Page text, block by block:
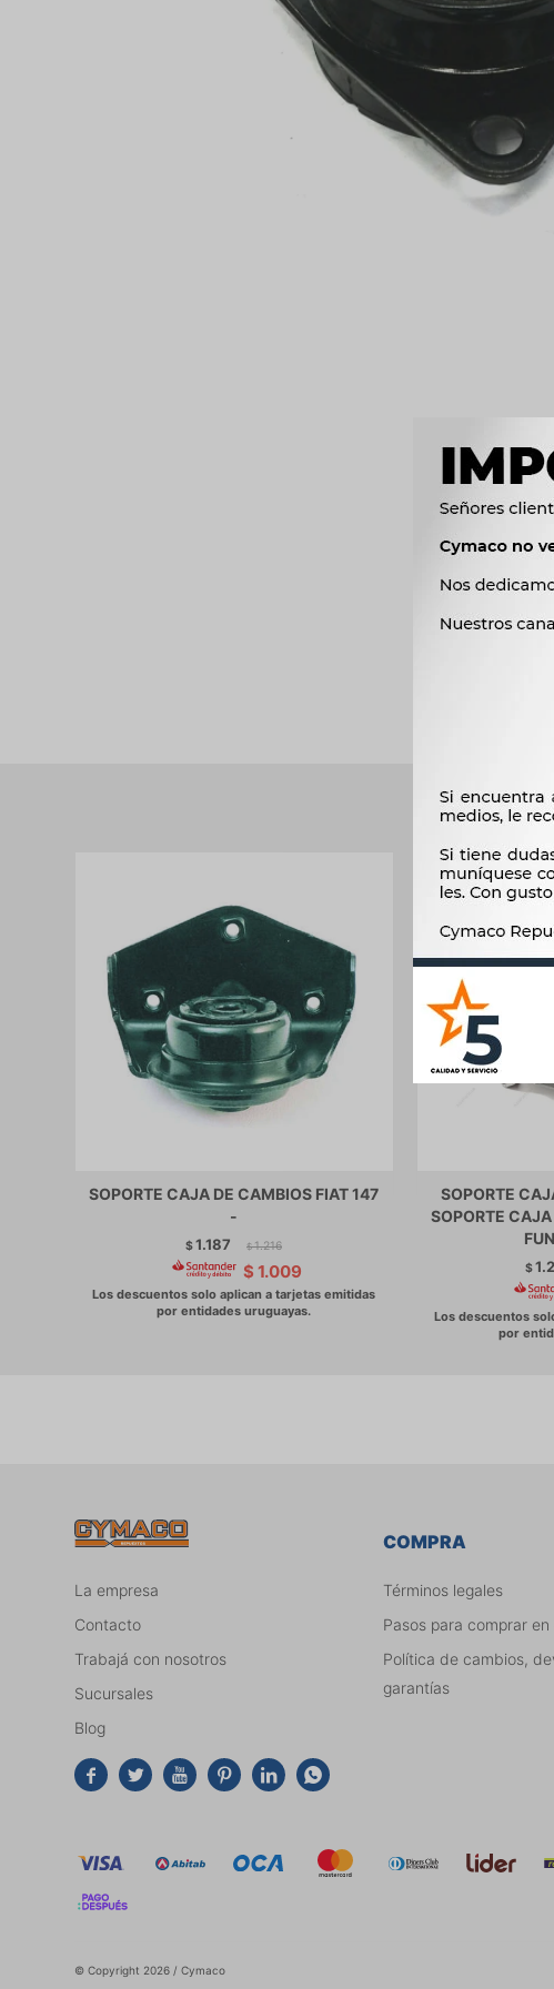
SOPORTE CAJA DE CAMBIOS FIAT 147
-
$1.187 $ 1.216
$ 1.009
SOPORTE
SOPORTE
$
La empresa
Contacto
Trabajá con nosotros
Sucursales
Blog
     
COMPRA
Términos legales
Pasos para comprar
Política de cambios,
garantías
© Copyright 2026 / Cymaco